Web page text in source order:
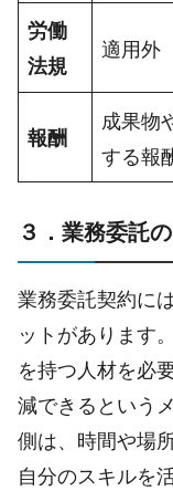
労働
法規
適用外
報酬
成果物
する報
３．業務委託
業務委託契約に
ットがあります
を持つ人材を必
減できるという
側は、時間や場
自分のスキルを